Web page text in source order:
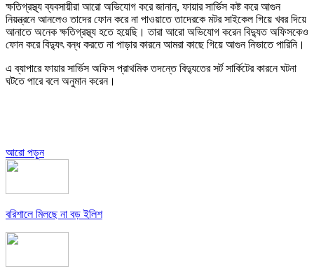
ক্ষতিগ্রস্থ্য ব্যবসায়ীরা আরো অভিযোগ করে জানান, ফায়ার সার্ভিস কষ্ট করে আগুন
নিয়ন্ত্রনে আনলেও তাদের ফোন করে না পাওয়াতে তাদেরকে মটর সাইকেল গিয়ে খবর দিয়ে
আনাতে অনেক ক্ষতিগ্রস্থ্য হতে হয়েছি। তারা আরো অভিযোগ করেন বিদ্যুত অফিসকেও
ফোন করে বিদ্যুৎ বন্ধ করতে না পাড়ার কারনে আমরা কাছে গিয়ে আগুন নিভাতে পারিনি।
এ ব্যাপারে ফায়ার সার্ভিস অফিস প্রাথমিক তদন্তে বিদ্যুতের সর্ট সার্কিটের কারনে ঘটনা
ঘটতে পারে বলে অনুমান করেন।
আরো পড়ুন
বরিশালে মিলছে না বড় ইলিশ